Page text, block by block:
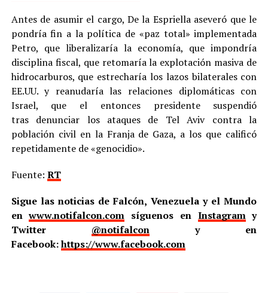
Antes de asumir el cargo, De la Espriella aseveró que le
pondría fin a la política de «paz total» implementada
Petro, que liberalizaría la economía, que impondría
disciplina fiscal, que retomaría la explotación masiva de
hidrocarburos, que estrecharía los lazos bilaterales con
EE.UU. y reanudaría las relaciones diplomáticas con
Israel, que el entonces presidente suspendió
tras denunciar los ataques de Tel Aviv contra la
población civil en la Franja de Gaza, a los que calificó
repetidamente de «genocidio».
Fuente: RT
Sigue las noticias de Falcón, Venezuela y el Mundo
enwww.notifalcon.com síguenos en Instagramy
Twitter @notifalcony en
Facebook:https://www.facebook.com